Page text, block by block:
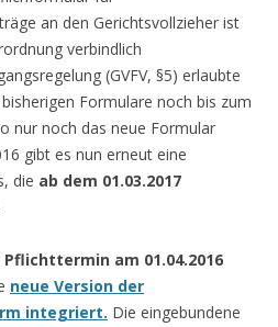
an den Gerichtsvollzieher ist
verbindlich
(GVFV, §5) erlaubte
Formulare noch bis zum
nur noch das neue Formular
gibt es nun erneut eine
die ab dem 01.03.2017
am 01.04.2016
neue Version der
integriert. Die eingebundene